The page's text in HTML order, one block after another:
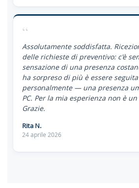
“
Assolutamente soddisfatta.
delle richieste di preventivo: c'è
sensazione di una presenza
ha sorpreso di più è essere
personalmente — una presenza
PC. Per la mia esperienza non è
Grazie.
Rita N.
24 aprile 2026